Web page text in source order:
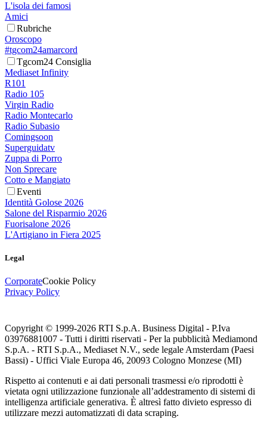
L'isola dei famosi
Amici
Rubriche
Oroscopo
#tgcom24amarcord
Tgcom24 Consiglia
Mediaset Infinity
R101
Radio 105
Virgin Radio
Radio Montecarlo
Radio Subasio
Comingsoon
Superguidatv
Zuppa di Porro
Non Sprecare
Cotto e Mangiato
Eventi
Identità Golose 2026
Salone del Risparmio 2026
Fuorisalone 2026
L'Artigiano in Fiera 2025
Legal
CorporateCookie Policy
Privacy Policy
Copyright © 1999-2026 RTI S.p.A. Business Digital - P.Iva
03976881007 - Tutti i diritti riservati - Per la pubblicità Mediamond
S.p.A. - RTI S.p.A., Mediaset N.V., sede legale Amsterdam (Paesi
Bassi) - Uffici Viale Europa 46, 20093 Cologno Monzese (MI)
Rispetto ai contenuti e ai dati personali trasmessi e/o riprodotti è
vietata ogni utilizzazione funzionale all’addestramento di sistemi di
intelligenza artificiale generativa. È altresì fatto divieto espresso di
utilizzare mezzi automatizzati di data scraping.